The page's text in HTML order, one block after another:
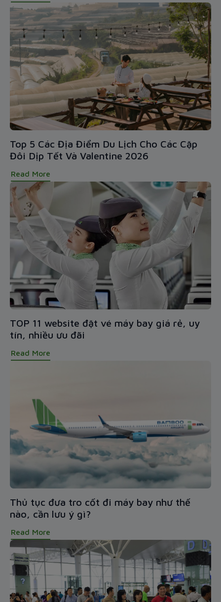
Top 5 Các Địa Điểm Du Lịch Cho Các Cặp
Đôi Dịp Tết Và Valentine 2026
Read More
TOP 11 website đặt vé máy bay giá rẻ, uy
tín, nhiều ưu đãi
Read More
Thủ tục đưa tro cốt đi máy bay như thế
nào, cần lưu ý gì?
Read More